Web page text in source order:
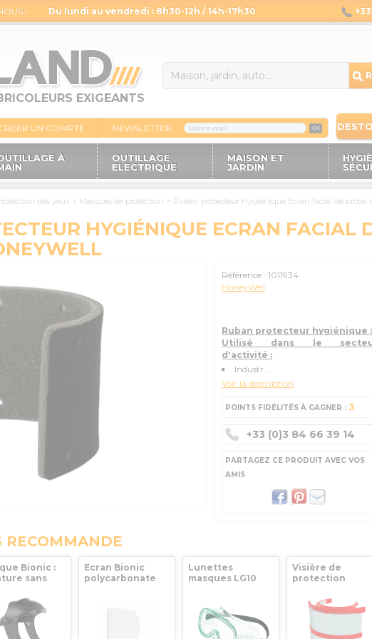
! Du lundi au vendredi : 8h30-12h / 14h-17h30
EXIGEANTS
UN COMPTE NEWSLETTER OK
À
OUTILLAGE
ELECTRIQUE
MAISON ET
JARDIN
des yeux > Masques de protection > Ruban protecteur Hygiénique Ecran facial de
HYGIÉNIQUE ECRAN FACIAL
Référence : 1011934
HoneyWell
Ruban protecteur hygiénique
Utilisé dans le
d'activité :
Industr...
Voir la description
POINTS FIDÉLITÉS À GAGNER : 3
+33 (0)3 84 66 39 14
PARTAGEZ CE PRODUIT AVEC VOS
AMIS
Bionic :
sans
Ecran Bionic
polycarbonate
Lunettes
masques LG10
Visière de
protection
Visor V2
antibuée